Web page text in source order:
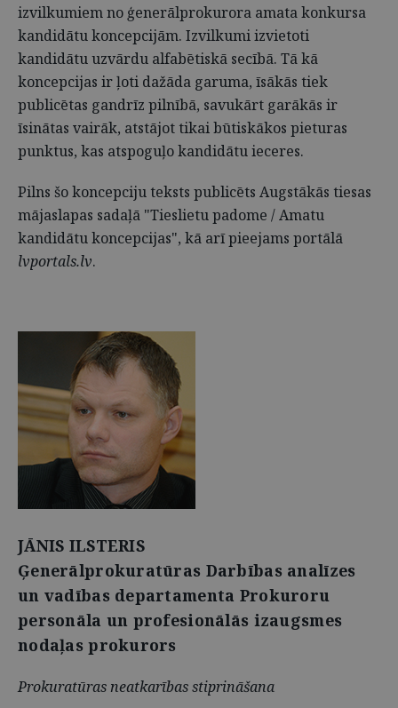
izvilkumiem no ģenerālprokurora amata konkursa
kandidātu koncepcijām. Izvilkumi izvietoti
kandidātu uzvārdu alfabētiskā secībā. Tā kā
koncepcijas ir ļoti dažāda garuma, īsākās tiek
publicētas gandrīz pilnībā, savukārt garākās ir
īsinātas vairāk, atstājot tikai būtiskākos pieturas
punktus, kas atspoguļo kandidātu ieceres.
Pilns šo koncepciju teksts publicēts Augstākās tiesas
mājaslapas sadaļā "Tieslietu padome / Amatu
kandidātu koncepcijas", kā arī pieejams portālā
lvportals.lv.
JĀNIS ILSTERIS
Ģenerālprokuratūras Darbības analīzes
un vadības departamenta Prokuroru
personāla un profesionālās izaugsmes
nodaļas prokurors
Prokuratūras neatkarības stiprināšana